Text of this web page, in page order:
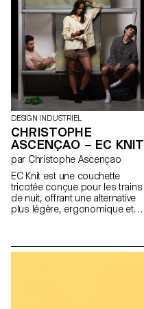
renverse l’ordre des priorités :
ici, les finitions visibles
deviennent structure et
l’habillage devient un rituel.
Inspiré par les gestes intimes
du boudoir, Doll Chair prolonge
une réflexion sur l’objet en état
de transformation, entre
maquette et meuble.
DESIGN INDUSTRIEL
CHRISTOPHE
ASCENÇAO – EC KNIT
par Christophe Ascençao
EC Knit est une couchette
tricotée conçue pour les trains
de nuit, offrant une alternative
plus légère, ergonomique et
l’atelier professionnel du